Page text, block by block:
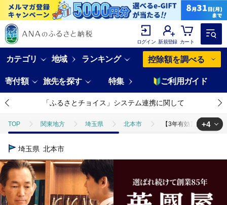
ログイン 新規登録 カート
カテゴリ 地域 ランキング 控除額を調べる
寄付額 旅先を探す 特集 ご利用ガイド
「ふるさとチョイス」システム連携に関して
TOP 関東地方 埼玉県 北本市 【3年有効】銀座英國
TOP
TOP ファッション 【3年有効】銀座英國屋 英国屋 メンズオーダ
TOP ファッション 服 【3年有効】銀座英國屋 英国屋 メン
TOP ファッション その他ファッション 【3年有効】銀座英
+4
埼玉県 北本市